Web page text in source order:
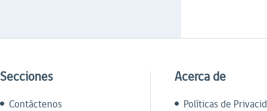
Secciones
Contáctenos
Acerca de
Políticas de